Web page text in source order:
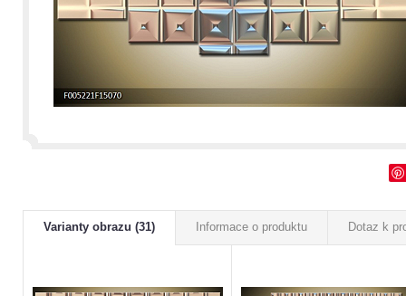
Varianty obrazu (31) Informace o produktu Dotaz k